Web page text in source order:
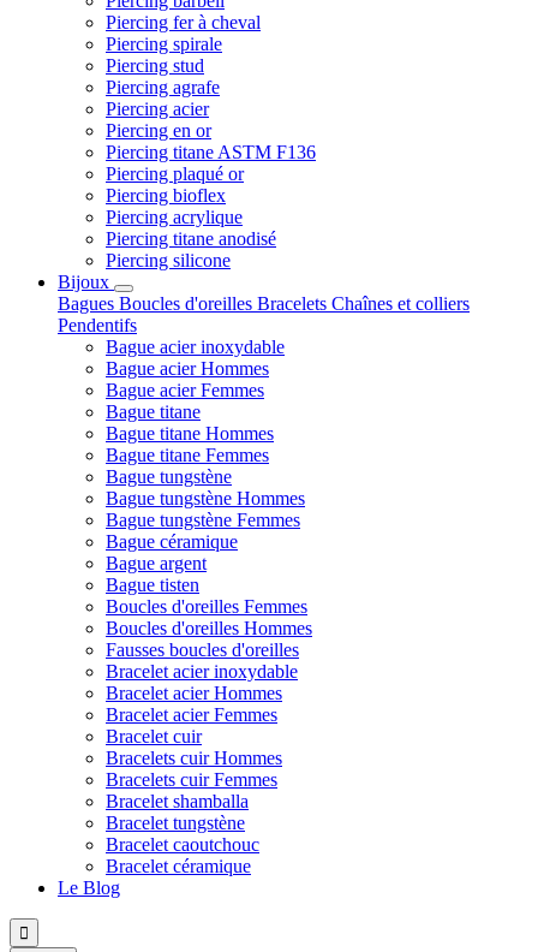
Piercing fer à cheval
Piercing spirale
Piercing stud
Piercing agrafe
Piercing acier
Piercing en or
Piercing titane ASTM F136
Piercing plaqué or
Piercing bioflex
Piercing acrylique
Piercing titane anodisé
Piercing silicone
Bijoux
Bagues Boucles d'oreilles Bracelets Chaînes et colliers
Pendentifs
Bague acier inoxydable
Bague acier Hommes
Bague acier Femmes
Bague titane
Bague titane Hommes
Bague titane Femmes
Bague tungstène
Bague tungstène Hommes
Bague tungstène Femmes
Bague céramique
Bague argent
Bague tisten
Boucles d'oreilles Femmes
Boucles d'oreilles Hommes
Fausses boucles d'oreilles
Bracelet acier inoxydable
Bracelet acier Hommes
Bracelet acier Femmes
Bracelet cuir
Bracelets cuir Hommes
Bracelets cuir Femmes
Bracelet shamballa
Bracelet tungstène
Bracelet caoutchouc
Bracelet céramique
Le Blog
